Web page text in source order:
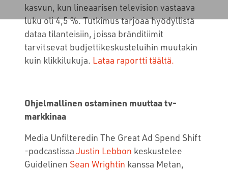
kasvun, kun lineaarisen television vastaava
luku oli 4,5 %. Tutkimus tarjoaa hyödyllistä
dataa tilanteisiin, joissa bränditiimit
tarvitsevat budjettikeskusteluihin muutakin
kuin klikkilukuja. Lataa raportti täältä.
Ohjelmallinen ostaminen muuttaa tv-
markkinaa
Media Unfilteredin The Great Ad Spend Shift
-podcastissa Justin Lebbon keskustelee
Guidelinen Sean Wrightin kanssa Metan,